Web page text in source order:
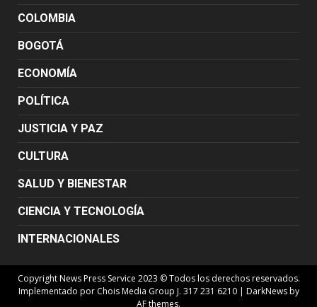
COLOMBIA
BOGOTÁ
ECONOMÍA
POLÍTICA
JUSTICIA Y PAZ
CULTURA
SALUD Y BIENESTAR
CIENCIA Y TECNOLOGÍA
INTERNACIONALES
Copyright News Press Service 2023 © Todos los derechos reservados.
Implementado por Chois Media Group J. 317 231 6210 | DarkNewsby
AF themes.